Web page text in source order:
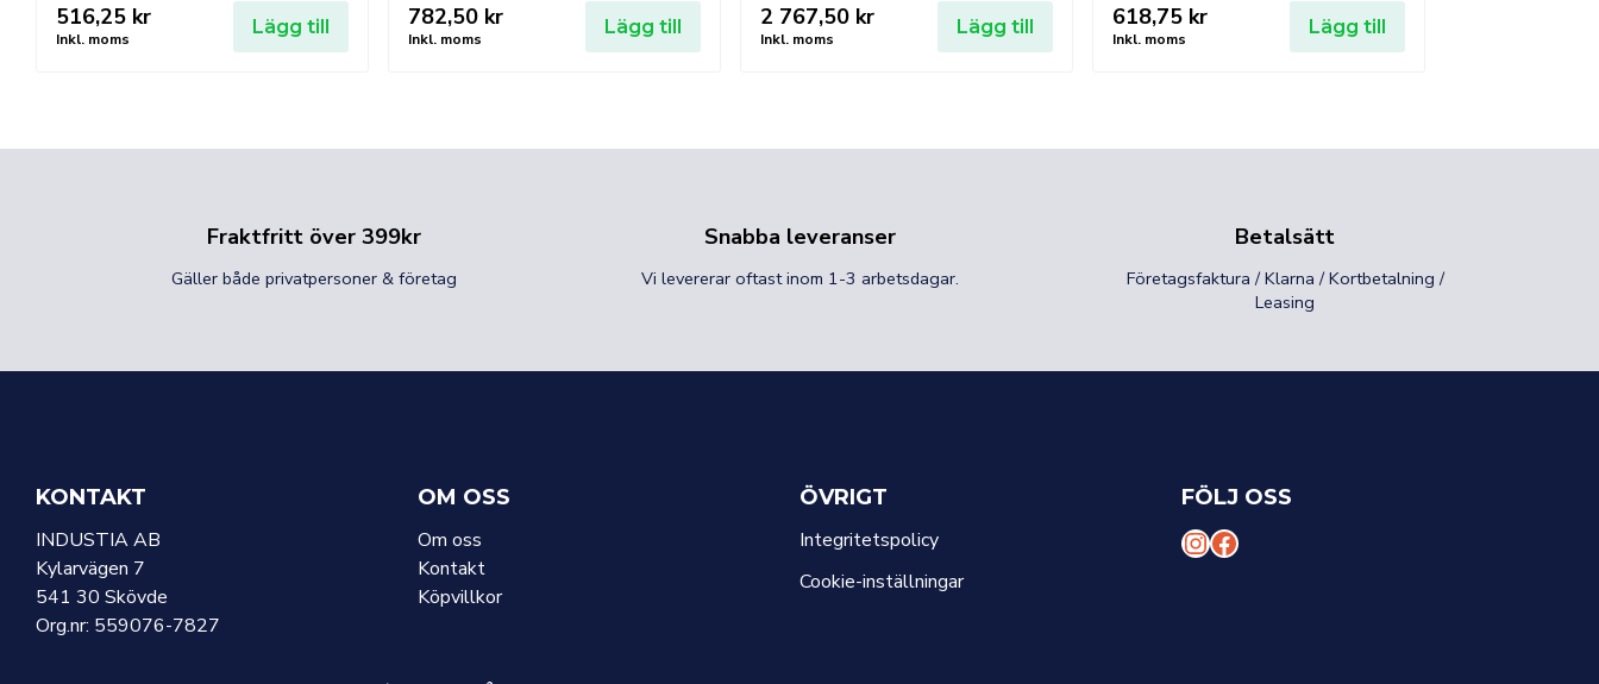
516,25 kr
Inkl. moms
Lägg till 782,50 kr
Inkl. moms
Lägg till 2 767,50 kr
Inkl. moms
Lägg till 618,75 kr
Inkl. moms
Lägg till
Fraktfritt över 399kr
Gäller både privatpersoner & företag
Snabba leveranser
Vi levererar oftast inom 1-3 arbetsdagar.
Betalsätt
Företagsfaktura / Klarna / Kortbetalning /
Leasing
KONTAKT
INDUSTIA AB
Kylarvägen 7
541 30 Skövde
Org.nr: 559076-7827
OM OSS
Om oss
Kontakt
Köpvillkor
ÖVRIGT
Integritetspolicy
Cookie-inställningar
FÖLJ OSS
I F